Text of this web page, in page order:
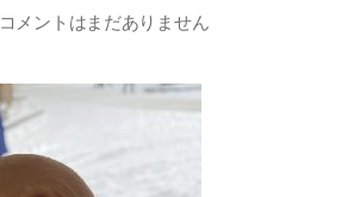
稿
日
IMG_0615
コメントはまだありません